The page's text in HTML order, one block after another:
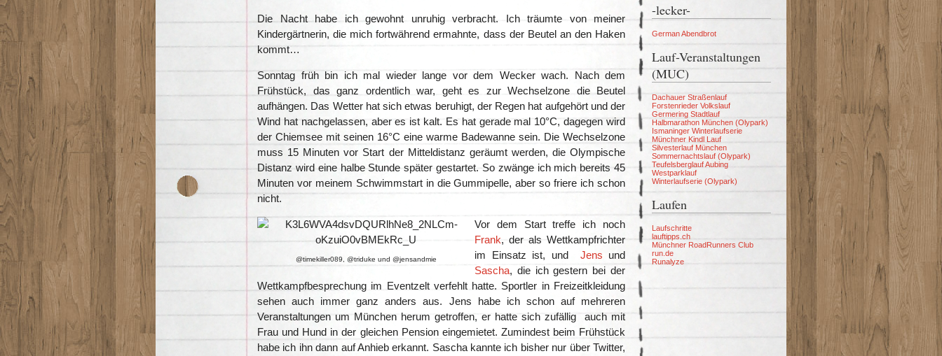
Die Nacht habe ich gewohnt unruhig verbracht. Ich träumte von meiner
Kindergärtnerin, die mich fortwährend ermahnte, dass der Beutel an den Haken
kommt…
Sonntag früh bin ich mal wieder lange vor dem Wecker wach. Nach dem
Frühstück, das ganz ordentlich war, geht es zur Wechselzone die Beutel
aufhängen. Das Wetter hat sich etwas beruhigt, der Regen hat aufgehört und der
Wind hat nachgelassen, aber es ist kalt. Es hat gerade mal 10°C, dagegen wird
der Chiemsee mit seinen 16°C eine warme Badewanne sein. Die Wechselzone
muss 15 Minuten vor Start der Mitteldistanz geräumt werden, die Olympische
Distanz wird eine halbe Stunde später gestartet. So zwänge ich mich bereits 45
Minuten vor meinem Schwimmstart in die Gummipelle, aber so friere ich schon
nicht.
@timekiller089, @triduke und @jensandmie
Vor dem Start treffe ich noch
Frank, der als Wettkampfrichter
im Einsatz ist, und Jens und
Sascha, die ich gestern bei der
Wettkampfbesprechung im Eventzelt verfehlt hatte. Sportler in Freizeitkleidung
sehen auch immer ganz anders aus. Jens habe ich schon auf mehreren
Veranstaltungen um München herum getroffen, er hatte sich zufällig auch mit
Frau und Hund in der gleichen Pension eingemietet. Zumindest beim Frühstück
habe ich ihn dann auf Anhieb erkannt. Sascha kannte ich bisher nur über Twitter,
-lecker-
German Abendbrot
Lauf-Veranstaltungen
(MUC)
Dachauer Straßenlauf
Forstenrieder Volkslauf
Germering Stadtlauf
Halbmarathon München (Olypark)
Ismaninger Winterlaufserie
Münchner Kindl Lauf
Silvesterlauf München
Sommernachtslauf (Olypark)
Teufelsberglauf Aubing
Westparklauf
Winterlaufserie (Olypark)
Laufen
Laufschritte
lauftipps.ch
Münchner RoadRunners Club
run.de
Runalyze